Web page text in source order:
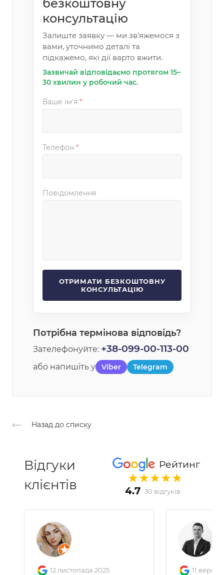
безкоштовну
консультацію
Залиште заявку — ми зв’яжемося з
вами, уточнимо деталі та
підкажемо, які дії варто вжити.
Зазвичай відповідаємо протягом 15–
30 хвилин у робочий час.
Ваше ім'я *
Телефон *
Повідомлення
Потрібна термінова відповідь?
Зателефонуйте: +38-099-00-113-00
або напишіть у Viber Telegram
Назад до списку
Рейтинг
4.7 30 відгуків
Відгуки
клієнтів
12 листопада 2025 11